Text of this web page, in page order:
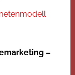
–